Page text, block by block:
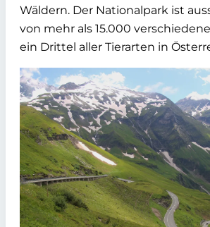
Wäldern. Der Nationalpark ist
von mehr als 15.000
ein Drittel aller Tierarten in